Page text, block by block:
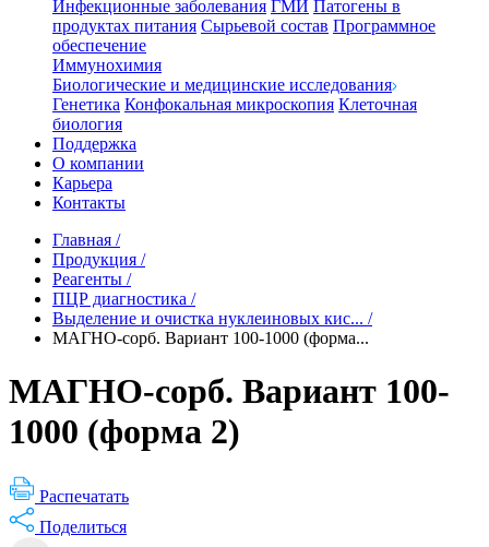
Инфекционные заболевания ГМИ Патогены в
продуктах питания Сырьевой состав Программное
обеспечение
Иммунохимия
Биологические и медицинские исследования
Генетика Конфокальная микроскопия Клеточная
биология
Поддержка
О компании
Карьера
Контакты
Главная /
Продукция /
Реагенты /
ПЦР диагностика /
Выделение и очистка нуклеиновых кис... /
МАГНО-сорб. Вариант 100-1000 (форма...
МАГНО-сорб. Вариант 100-
1000 (форма 2)
Распечатать
Поделиться